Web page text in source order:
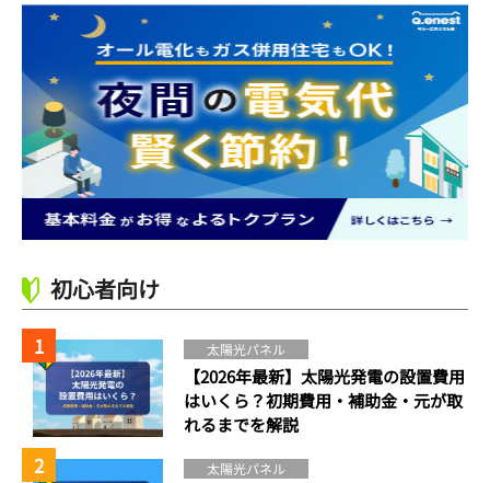
初心者向け
太陽光パネル
【2026年最新】太陽光発電の設置費用
はいくら？初期費用・補助金・元が取
れるまでを解説
太陽光パネル